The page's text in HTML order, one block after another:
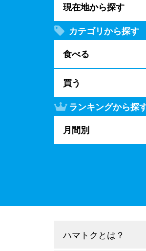
現在地から探す
カテゴリから探す
食べる
買う
ランキングから探
月間別
ハマトクとは？